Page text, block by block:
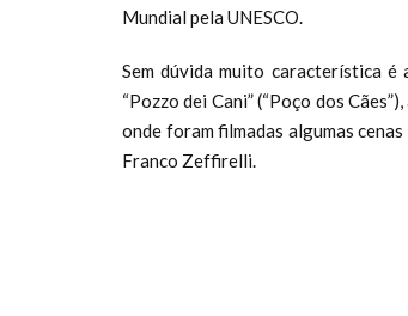
Mundial pela UNESCO.
Sem dúvida muito característica
“Pozzo dei Cani” (“Poço dos
onde foram filmadas algumas
Franco Zeffirelli.